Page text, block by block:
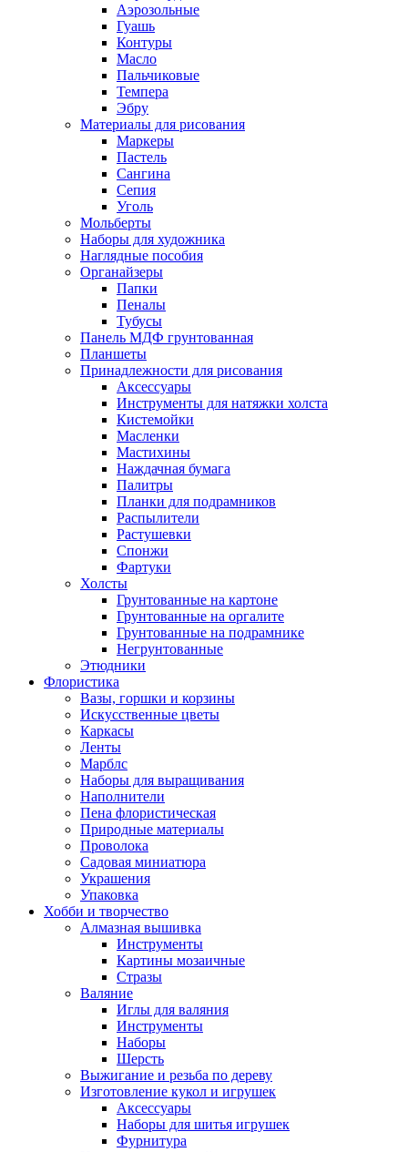
Аэрозольные
Гуашь
Контуры
Масло
Пальчиковые
Темпера
Эбру
Материалы для рисования
Маркеры
Пастель
Сангина
Сепия
Уголь
Мольберты
Наборы для художника
Наглядные пособия
Органайзеры
Папки
Пеналы
Тубусы
Панель МДФ грунтованная
Планшеты
Принадлежности для рисования
Аксессуары
Инструменты для натяжки холста
Кистемойки
Масленки
Мастихины
Наждачная бумага
Палитры
Планки для подрамников
Распылители
Растушевки
Спонжи
Фартуки
Холсты
Грунтованные на картоне
Грунтованные на оргалите
Грунтованные на подрамнике
Негрунтованные
Этюдники
Флористика
Вазы, горшки и корзины
Искусственные цветы
Каркасы
Ленты
Марблс
Наборы для выращивания
Наполнители
Пена флористическая
Природные материалы
Проволока
Садовая миниатюра
Украшения
Упаковка
Хобби и творчество
Алмазная вышивка
Инструменты
Картины мозаичные
Стразы
Валяние
Иглы для валяния
Инструменты
Наборы
Шерсть
Выжигание и резьба по дереву
Изготовление кукол и игрушек
Аксессуары
Наборы для шитья игрушек
Фурнитура